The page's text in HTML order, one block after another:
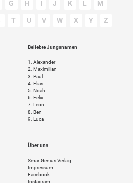
G H I J K L M
T U V W X Y Z
Beliebte Jungsnamen
1.
Alexander
2. Maximilian
3. Paul
4. Elias
5. Noah
6. Felix
7. Leon
8. Ben
9. Luca
Über uns
SmartGenius Verlag
Impressum
Facebook
Instagram